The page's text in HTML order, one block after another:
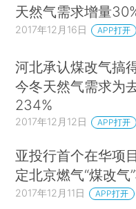
1000万立方米/日。
北京紧急启动备用燃
五是发挥储备天然
库持续满负荷采气
日，同比增长30%
气。
六是发挥非居民大
中石油、中石化、中
热采、LNG液化厂用
天然气需求增量
2017年12月16日 APP打开
河北承认煤改气搞
今冬天然气需求为
234%
2017年12月12日 APP打开
亚投行首个在华项
定北京燃气“煤改气
2017年12月11日 APP打开